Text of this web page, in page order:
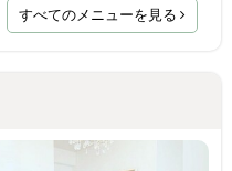
すべてのメニューを見る